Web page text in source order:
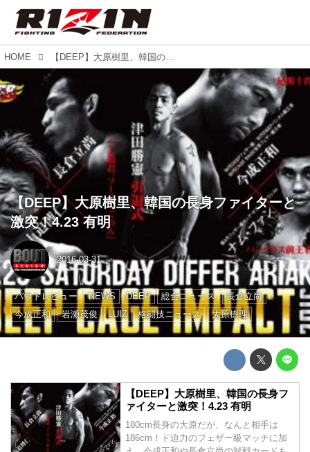
HOME 【DEEP】大原樹里、韓国の長身ファイターと激突！4.23 有明
【DEEP】大原樹里、韓国の長身ファイターと
激突！4.23 有明
2016-03-31
バウトレビュー NEWS DEEP 総合ニュース
長倉立尚
今成正和
岩瀬茂俊 LUIZ 格闘技ニュース 大原樹理
【DEEP】大原樹里、韓国の長身フ
ァイターと激突！4.23 有明
180cm長身の大原だが、なんと相手は
186cm！ド迫力のフェザー級マッチに加